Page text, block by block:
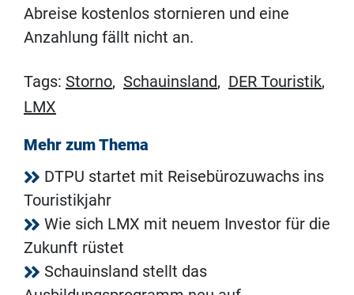
Abreise kostenlos stornieren und eine
Anzahlung fällt nicht an.
Tags: Storno, Schauinsland, DER Touristik,
LMX
Mehr zum Thema
DTPU startet mit Reisebürozuwachs ins
Touristikjahr
Wie sich LMX mit neuem Investor für die
Zukunft rüstet
Schauinsland stellt das